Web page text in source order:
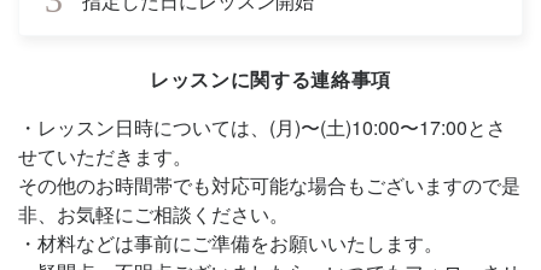
レッスンに関する連絡事項
・レッスン日時については、(月)〜(土)10:00〜17:00とさ
せていただきます。
その他のお時間帯でも対応可能な場合もございますので是
非、お気軽にご相談ください。
・材料などは事前にご準備をお願いいたします。